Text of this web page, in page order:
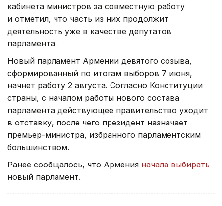
кабинета министров за совместную работу
и отметил, что часть из них продолжит
деятельность уже в качестве депутатов
парламента.
Новый парламент Армении девятого созыва,
сформированный по итогам выборов 7 июня,
начнет работу 2 августа. Согласно Конституции
страны, с началом работы нового состава
парламента действующее правительство уходит
в отставку, после чего президент назначает
премьер-министра, избранного парламентским
большинством.
Ранее сообщалось, что Армения начала выбирать
новый парламент.